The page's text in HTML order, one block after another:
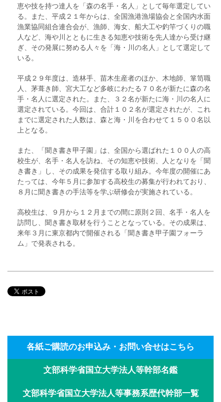
恵や技を持つ達人を「森の名手・名人」として毎年選定してい
る。また、平成２１年からは、全国漁港漁場協会と全国内水面
漁業協同組合連合会が、漁師、海女、船大工や釣竿づくりの職
人など、海や川とともに生きる知恵や技術を先人達から受け継
ぎ、その発展に努める人々を「海・川の名人」として選定して
いる。
平成２９年度は、造林手、苗木生産者のほか、木地師、箪笥職
人、茅葺き師、宮大工など多岐にわたる７０名が新たに森の名
手・名人に選定された。また、３２名が新たに海・川の名人に
選定されている。今回は、合計１０２名が選定されたが、これ
までに選定された人数は、森と海・川を合わせて１５００名以
上となる。
また、「聞き書き甲子園」は、全国から選ばれた１００人の高
校生が、名手・名人を訪ね、その知恵や技術、人となりを「聞
き書き」し、その成果を発信する取り組み。今年度の開催にあ
たっては、今年５月に参加する高校生の募集が行われており、
８月に聞き書きの手法等を学ぶ研修会が実施されている。
高校生は、９月から１２月までの間に原則２回、名手・名人を
訪問し、聞き書き取材を行うこととなっている。その成果は、
来年３月に東京都内で開催される「聞き書き甲子園フォーラ
ム」で発表される。
各紙ご購読のお申込み・お問い合せはこちら
文部科学省国立大学法人等幹部名鑑
文部科学省国立大学法人等事務系歴代幹部一覧